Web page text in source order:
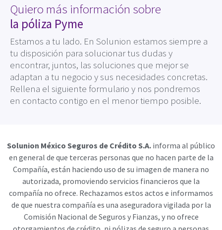
Quiero más información sobre
la póliza Pyme
Estamos a tu lado. En Solunion estamos siempre a
tu disposición para solucionar tus dudas y
encontrar, juntos, las soluciones que mejor se
adaptan a tu negocio y sus necesidades concretas.
Rellena el siguiente formulario y nos pondremos
en contacto contigo en el menor tiempo posible.
Solunion México Seguros de Crédito S.A. informa al público
en general de que terceras personas que no hacen parte de la
Compañía, están haciendo uso de su imagen de manera no
autorizada, promoviendo servicios financieros que la
compañía no ofrece. Rechazamos estos actos e informamos
de que nuestra compañía es una aseguradora vigilada por la
Comisión Nacional de Seguros y Fianzas, y no ofrece